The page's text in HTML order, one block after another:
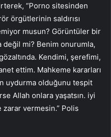
“Porno sitesinden
örgütlerinin saldırısı
musun? Görüntüler bir
değil mi? Benim onurumla,
Kendimi, şerefimi,
ettim. Mahkeme kararları
uydurma olduğunu tespit
Allah onlara yaşatsın. iyi
vermesin.” Polis